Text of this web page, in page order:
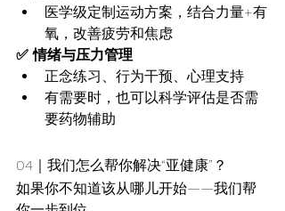
医学级定制运动方案，结合力量+有
氧，改善疲劳和焦虑
✅ 情绪与压力管理
正念练习、行为干预、心理支持
有需要时，也可以科学评估是否需
要药物辅助
04｜我们怎么帮你解决“亚健康”？
如果你不知道该从哪儿开始——我们帮